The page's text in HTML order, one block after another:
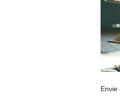
Envie